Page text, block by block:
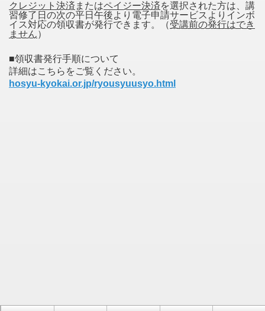
クレジット決済 またはペイジー決済を選択された方は、講
習修了日の次の平日午後より電子申請サービスよりインボ
イス対応の領収書が発行できます。（受講前の発行はでき
ません）
■領収書発行手順について
詳細はこちらをご覧ください。
hosyu-kyokai.or.jp/ryousyuusyo.html